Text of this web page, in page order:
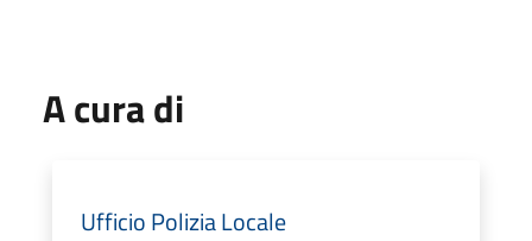
A cura di
Ufficio Polizia Locale